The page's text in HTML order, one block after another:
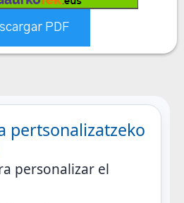
PDF
pertsonalizatzeko
personalizar el